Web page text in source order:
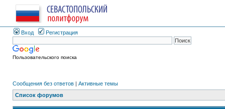
Вход Регистрация
Пользовательского поиска
Сообщения без ответов | Активные темы
Список форумов